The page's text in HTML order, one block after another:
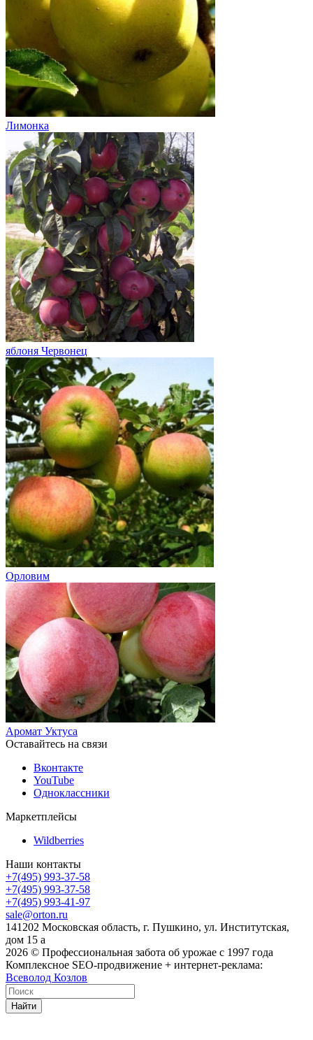
Лимонка
яблоня Червонец
Орловим
Аромат Уктуса
Оставайтесь на связи
Вконтакте
YouTube
Одноклассники
Маркетплейсы
Wildberries
Наши контакты
+7(495) 993-37-58
+7(495) 993-37-58
+7(495) 993-41-97
sale@orton.ru
141202 Московская область, г. Пушкино, ул. Институтская,
дом 15 а
2026 © Профессиональная забота об урожае с 1997 года
Комплексное SEO-продвижение + интернет-реклама:
Всеволод Козлов
Найти